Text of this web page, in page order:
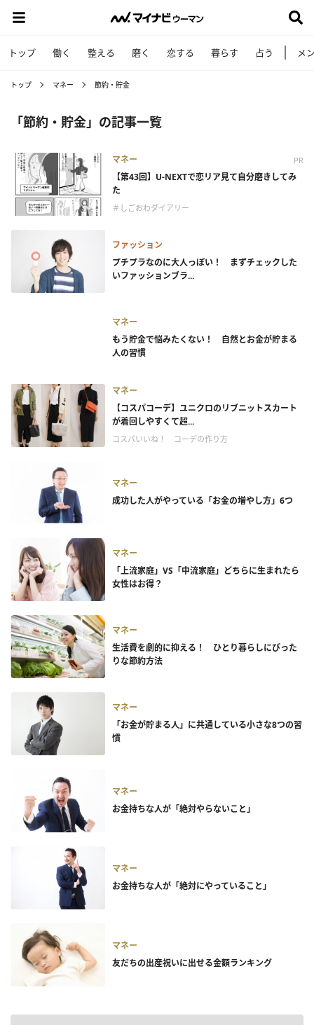
トップ 働く 整える 磨く 恋する 暮らす 占う メ
トップ マネー 節約・貯金
「節約・貯金」の記事一覧
マネー PR
【第43回】U-NEXTで恋リア見て自分磨きしてみ
た
＃しごおわダイアリー
ファッション
プチプラなのに大人っぽい！ まずチェックした
いファッションブラ...
マネー
もう貯金で悩みたくない！ 自然とお金が貯まる
人の習慣
マネー
【コスパコーデ】ユニクロのリブニットスカート
が着回しやすくて超...
コスパいいね！ コーデの作り方
マネー
成功した人がやっている「お金の増やし方」6つ
マネー
「上流家庭」VS「中流家庭」どちらに生まれたら
女性はお得？
マネー
生活費を劇的に抑える！ ひとり暮らしにぴった
りな節約方法
マネー
「お金が貯まる人」に共通している小さな8つの習
慣
マネー
お金持ちな人が「絶対やらないこと」
マネー
お金持ちな人が「絶対にやっていること」
マネー
友だちの出産祝いに出せる金額ランキング